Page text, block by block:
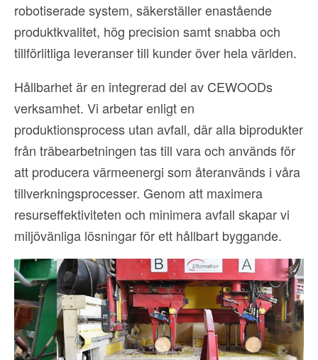
robotiserade system, säkerställer enastående
produktkvalitet, hög precision samt snabba och
tillförlitliga leveranser till kunder över hela världen.
Hållbarhet är en integrerad del av CEWOODs
verksamhet. Vi arbetar enligt en
produktionsprocess utan avfall, där alla biprodukter
från träbearbetningen tas till vara och används för
att producera värmeenergi som återanvänds i våra
tillverkningsprocesser. Genom att maximera
resurseffektiviteten och minimera avfall skapar vi
miljövänliga lösningar för ett hållbart byggande.